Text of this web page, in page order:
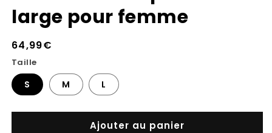
large pour femme
Prix
habituel
64,99€
Taille
S M L
Ajouter au panier